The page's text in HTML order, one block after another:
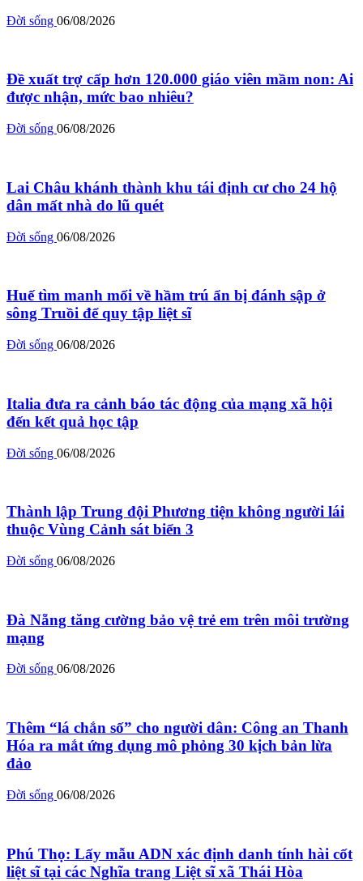
Đời sống 06/08/2026
Đề xuất trợ cấp hơn 120.000 giáo viên mầm non: Ai
được nhận, mức bao nhiêu?
Đời sống 06/08/2026
Lai Châu khánh thành khu tái định cư cho 24 hộ
dân mất nhà do lũ quét
Đời sống 06/08/2026
Huế tìm manh mối về hầm trú ẩn bị đánh sập ở
sông Truồi để quy tập liệt sĩ
Đời sống 06/08/2026
Italia đưa ra cảnh báo tác động của mạng xã hội
đến kết quả học tập
Đời sống 06/08/2026
Thành lập Trung đội Phương tiện không người lái
thuộc Vùng Cảnh sát biển 3
Đời sống 06/08/2026
Đà Nẵng tăng cường bảo vệ trẻ em trên môi trường
mạng
Đời sống 06/08/2026
Thêm “lá chắn số” cho người dân: Công an Thanh
Hóa ra mắt ứng dụng mô phỏng 30 kịch bản lừa
đảo
Đời sống 06/08/2026
Phú Thọ: Lấy mẫu ADN xác định danh tính hài cốt
liệt sĩ tại các Nghĩa trang Liệt sĩ xã Thái Hòa